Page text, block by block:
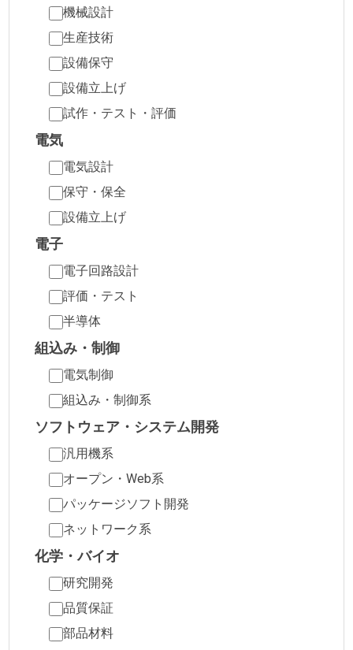
機械設計
生産技術
設備保守
設備立上げ
試作・テスト・評価
電気
電気設計
保守・保全
設備立上げ
電子
電子回路設計
評価・テスト
半導体
組込み・制御
電気制御
組込み・制御系
ソフトウェア・システム開発
汎用機系
オープン・Web系
パッケージソフト開発
ネットワーク系
化学・バイオ
研究開発
品質保証
部品材料